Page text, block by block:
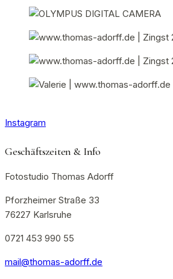
Instagram
Geschäftszeiten & Info
Fotostudio Thomas Adorff
Pforzheimer Straße 33
76227 Karlsruhe
0721 453 990 55
mail@thomas-adorff.de